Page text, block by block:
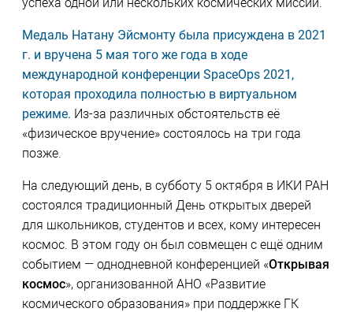
Медаль Натану Эйсмонту была присуждена в 2021
г. и вручена 5 мая того же года в ходе
международной конференции SpaceOps 2021,
которая проходила полностью в виртуальном
режиме. Из-за различных обстоятельств её
«физическое вручение» состоялось на три года
позже.
На следующий день, в субботу 5 октября в ИКИ РАН
состоялся традиционный День открытых дверей
для школьников, студентов и всех, кому интересен
космос. В этом году он был совмещен с ещё одним
событием — однодневной конференцией «Открывая
космос», организованной АНО «Развитие
космического образования» при поддержке ГК